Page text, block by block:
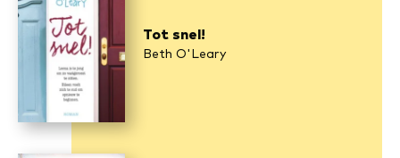
Tot snel!
Beth O'Leary